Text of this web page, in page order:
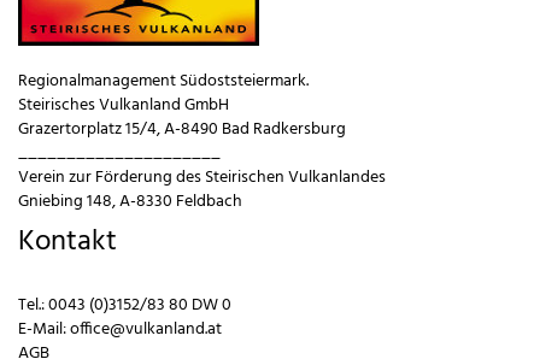
Regionalmanagement Südoststeiermark.
Steirisches Vulkanland GmbH
Grazertorplatz 15/4, A-8490 Bad Radkersburg
_____________________
Verein zur Förderung des Steirischen Vulkanlandes
Gniebing 148, A-8330 Feldbach
Kontakt
Tel.:0043 (0)3152/83 80 DW 0
E-Mail:office@vulkanland.at
AGB